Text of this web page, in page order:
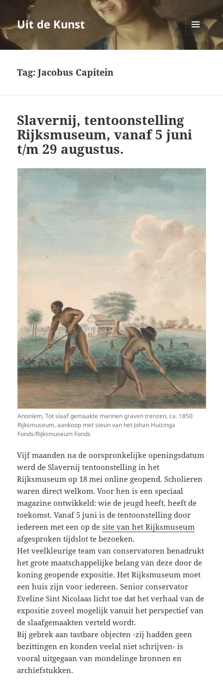
Uit de Kunst
MENU
EN
Tag:Jacobus Capitein
Slavernij, tentoonstelling
Rijksmuseum, vanaf 5 juni
t/m 29 augustus.
Anoniem, Tot slaaf gemaakte mannen graven trenzen, ca. 1850
Rijksmuseum, aankoop met steun van het Johan Huizinga
Fonds/Rijksmuseum Fonds
Vijf maanden na de oorspronkelijke openingsdatum
werd de Slavernij tentoonstelling in het
Rijksmuseum op 18 mei online geopend. Scholieren
waren direct welkom. Voor hen is een speciaal
magazine ontwikkeld: wie de jeugd heeft, heeft de
toekomst. Vanaf 5 juni is de tentoonstelling door
iedereen met een op desite van het Rijksmuseum
afgesproken tijdslot te bezoeken.
Het veelkleurige team van conservatoren benadrukt
het grote maatschappelijke belang van deze door de
koning geopende expositie. Het Rijksmuseum moet
een huis zijn voor iedereen. Senior conservator
Eveline Sint Nicolaas licht toe dat het verhaal van de
expositie zoveel mogelijk vanuit het perspectief van
de slaafgemaakten verteld wordt.
Bij gebrek aan tastbare objecten -zij hadden geen
bezittingen en konden veelal niet schrijven- is
vooral uitgegaan van mondelinge bronnen en
archiefstukken.